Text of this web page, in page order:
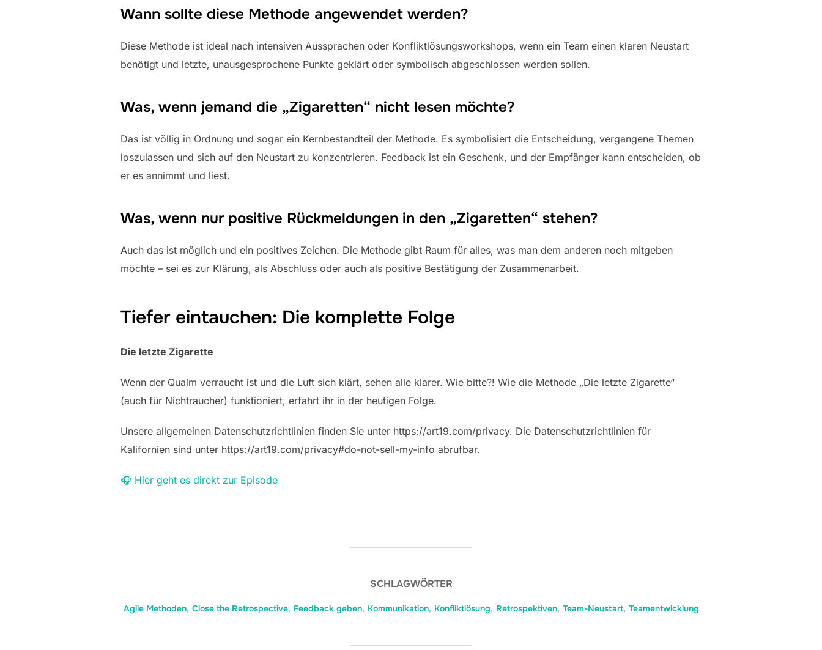
Wann sollte diese Methode angewendet werden?
Diese Methode ist ideal nach intensiven Aussprachen oder Konfliktlösungsworkshops, wenn ein Team einen klaren Neustart
benötigt und letzte, unausgesprochene Punkte geklärt oder symbolisch abgeschlossen werden sollen.
Was, wenn jemand die „Zigaretten“ nicht lesen möchte?
Das ist völlig in Ordnung und sogar ein Kernbestandteil der Methode. Es symbolisiert die Entscheidung, vergangene Themen
loszulassen und sich auf den Neustart zu konzentrieren. Feedback ist ein Geschenk, und der Empfänger kann entscheiden, ob
er es annimmt und liest.
Was, wenn nur positive Rückmeldungen in den „Zigaretten“ stehen?
Auch das ist möglich und ein positives Zeichen. Die Methode gibt Raum für alles, was man dem anderen noch mitgeben
möchte – sei es zur Klärung, als Abschluss oder auch als positive Bestätigung der Zusammenarbeit.
Tiefer eintauchen: Die komplette Folge
Die letzte Zigarette
Wenn der Qualm verraucht ist und die Luft sich klärt, sehen alle klarer. Wie bitte?! Wie die Methode „Die letzte Zigarette“
(auch für Nichtraucher) funktioniert, erfahrt ihr in der heutigen Folge.
Unsere allgemeinen Datenschutzrichtlinien finden Sie unter https://art19.com/privacy. Die Datenschutzrichtlinien für
Kalifornien sind unter https://art19.com/privacy#do-not-sell-my-info abrufbar.
🎧 Hier geht es direkt zur Episode
SCHLAGWÖRTER
Agile Methoden, Close the Retrospective, Feedback geben, Kommunikation, Konfliktlösung, Retrospektiven, Team-Neustart, Teamentwicklung